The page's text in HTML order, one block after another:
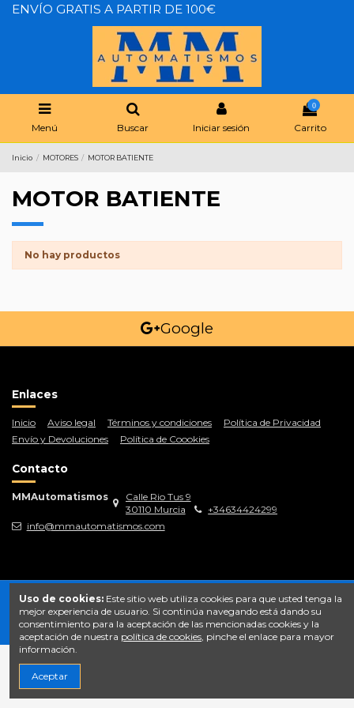
ENVÍO GRATIS A PARTIR DE 100€
Menú Buscar Iniciar sesión
0
Carrito
Inicio MOTORES MOTOR BATIENTE
MOTOR BATIENTE
No hay productos
Google
Enlaces
Inicio Aviso legal Términos y condiciones
Política de Privacidad
Envío y Devoluciones
Política de Coookies
Contacto
MMAutomatismos
Calle Rio Tus 9
30110 Murcia
+34634424299
info@mmautomatismos.com
Uso de cookies: Este sitio web utiliza cookies para que usted tenga la
mejor experiencia de usuario. Si continúa navegando está dando su
consentimiento para la aceptación de las mencionadas cookies y la
aceptación de nuestra política de cookies, pinche el enlace para mayor
información.
Aceptar